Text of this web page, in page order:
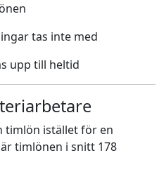
tas inte med
upp till heltid
timlön istället för en
timlönen i snitt 178